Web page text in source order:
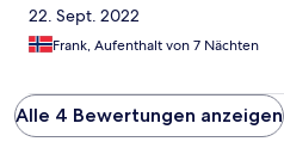
22. Sept. 2022
Frank, Aufenthalt von 7 Nächten
Alle 4 Bewertungen anzeigen